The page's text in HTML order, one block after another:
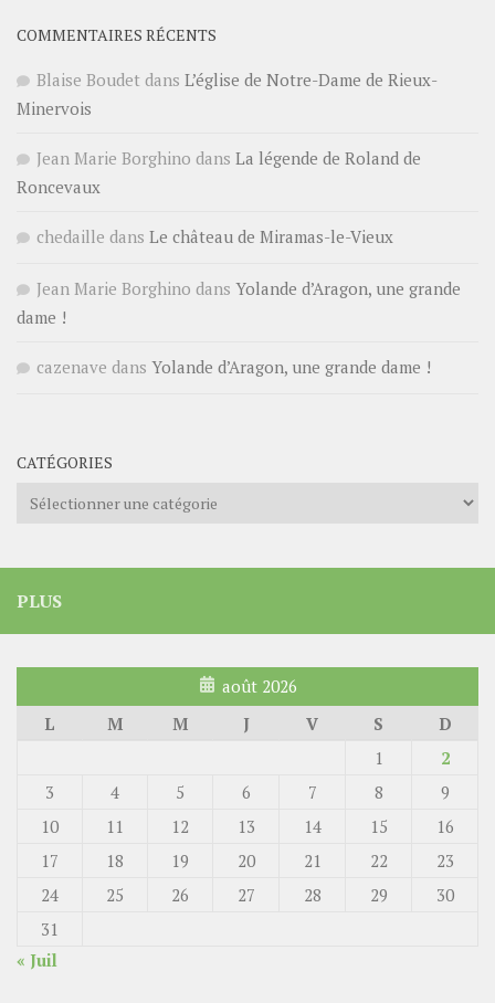
COMMENTAIRES RÉCENTS
Blaise Boudet dans L’église de Notre-Dame de Rieux-
Minervois
Jean Marie Borghino dans La légende de Roland de
Roncevaux
chedaille dans Le château de Miramas-le-Vieux
Jean Marie Borghino dans Yolande d’Aragon, une grande
dame !
cazenave dans Yolande d’Aragon, une grande dame !
CATÉGORIES
Catégories
PLUS
août 2026
L
M M J V S
D
1
2
3
4 5 6 7 8
9
10
11 12 13 14 15
16
17
18 19 20 21 22
23
24
25 26 27 28 29
30
31
« Juil